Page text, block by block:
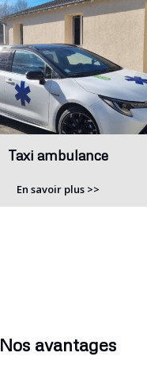
Taxi ambulance
En savoir plus >>
Nos avantages